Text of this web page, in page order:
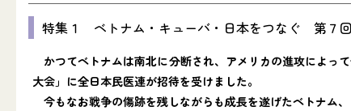
特集１ ベトナム・キューバ・日本をつなぐ 第７
かつてベトナムは南北に分断され、アメリカの進攻によっ
大会」に全日本民医連が招待を受けました。
今もなお戦争の傷跡を残しながらも成長を遂げたベトナム